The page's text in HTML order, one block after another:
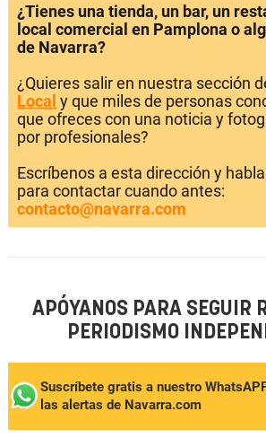
¿Tienes una tienda, un bar, un
local comercial en Pamplona o
de Navarra?
¿Quieres salir en nuestra sección
Local y que miles de personas
que ofreces con una noticia y
por profesionales?
Escríbenos a esta dirección y
para contactar cuando antes:
contacto@navarra.com
APÓYANOS PARA SEGUIR
PERIODISMO
Suscríbete gratis a nuestro
las alertas de Navarra.com